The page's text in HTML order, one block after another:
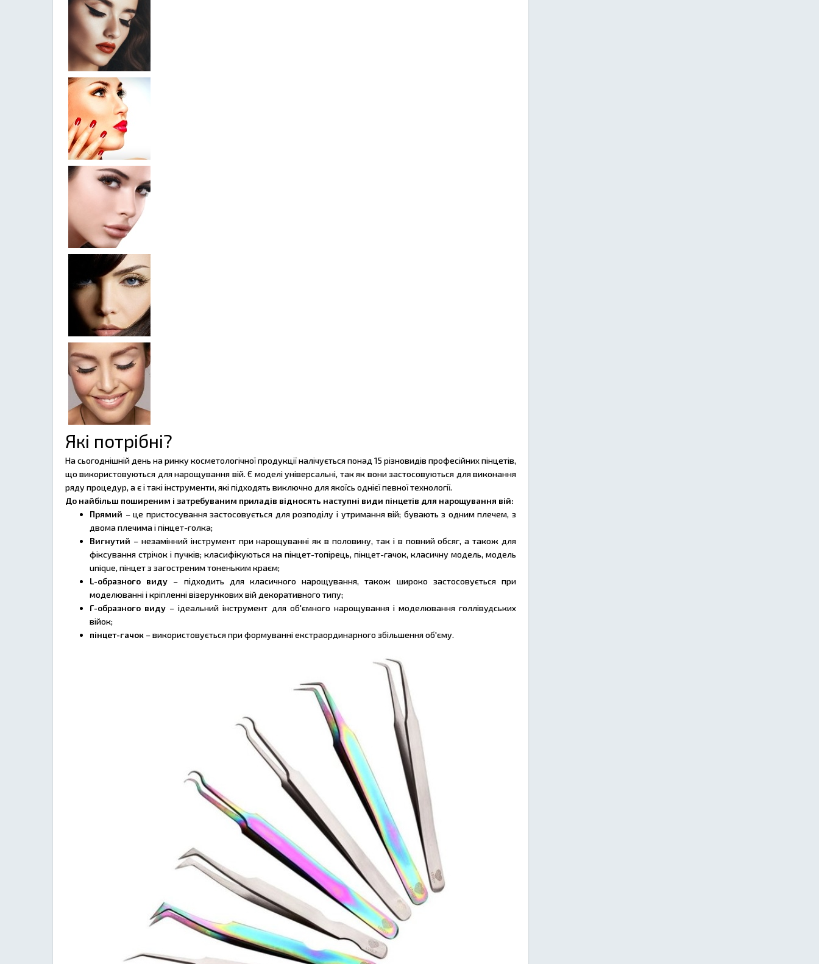
Які потрібні?
На сьогоднішній день на ринку косметологічної продукції налічується понад 15 різновидів професійних пінцетів,
що використовуються для нарощування вій. Є моделі універсальні, так як вони застосовуються для виконання
ряду процедур, а є і такі інструменти, які підходять виключно для якоїсь однієї певної технології.
До найбільш поширеним і затребуваним приладів відносять наступні види пінцетів для нарощування вій:
Прямий – це пристосування застосовується для розподілу і утримання вій; бувають з одним плечем, з
двома плечима і пінцет-голка;
Вигнутий – незамінний інструмент при нарощуванні як в половину, так і в повний обсяг, а також для
фіксування стрічок і пучків; класифікуються на пінцет-топірець, пінцет-гачок, класичну модель, модель
unique, пінцет з загостреним тоненьким краєм;
L-образного виду – підходить для класичного нарощування, також широко застосовується при
моделюванні і кріпленні візерункових вій декоративного типу;
Г-образного виду – ідеальний інструмент для об'ємного нарощування і моделювання голлівудських
війок;
пінцет-гачок – використовується при формуванні екстраординарного збільшення об'єму.